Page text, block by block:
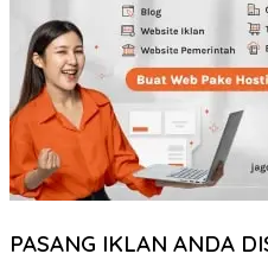
PASANG IKLAN ANDA